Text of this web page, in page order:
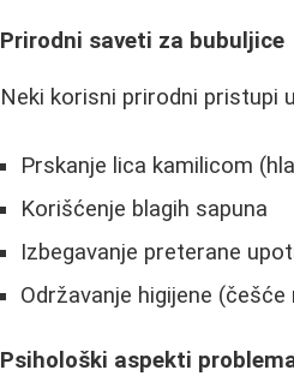
Prirodni saveti za bubuljice
Neki korisni prirodni pristupi
Prskanje lica kamilicom
Korišćenje blagih sapuna
Izbegavanje preterane
Održavanje higijene
Psihološki aspekti